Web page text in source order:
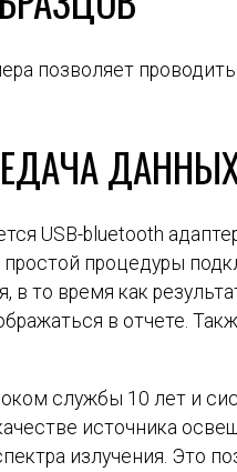
позволяет
USB-bluetooth
процедуры
то время как
в отчете.
службы 10 лет и
источника
излучения. Это